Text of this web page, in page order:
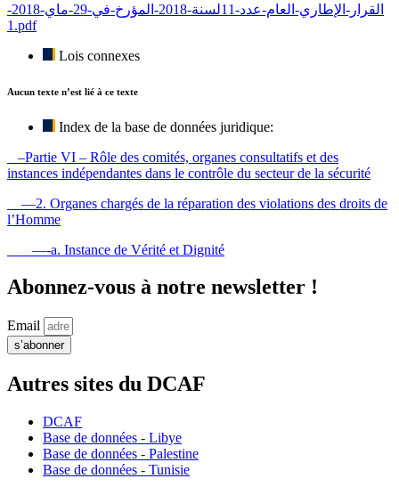
القرار-الإطاري-العام-عدد-11لسنة-2018-المؤرخ-في-29-ماي-2018-
1.pdf
Lois connexes
Aucun texte n’est lié à ce texte
Index de la base de données juridique:
–Partie VI – Rôle des comités, organes consultatifs et des
instances indépendantes dans le contrôle du secteur de la sécurité
—2. Organes chargés de la réparation des violations des droits de
l’Homme
—-a. Instance de Vérité et Dignité
Abonnez-vous à notre newsletter !
Email
s’abonner
Autres sites du DCAF
DCAF
Base de données - Libye
Base de données - Palestine
Base de données - Tunisie